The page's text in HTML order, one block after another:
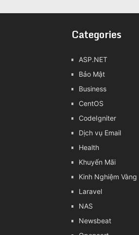
Categories
ASP.NET
Bảo Mật
Business
CentOS
CodeIgniter
Dịch vụ Email
Health
Khuyến Mãi
Kinh Nghiệm Vàng
Laravel
NAS
Newsbeat